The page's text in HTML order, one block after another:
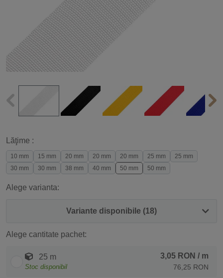
Lăţime :
10 mm 15 mm 20 mm 20 mm 20 mm 25 mm
25 mm
30 mm
30 mm 38 mm 40 mm 50 mm 50 mm
Alege varianta:
Variante disponibile (18)
Alege cantitate pachet:
25 m
Stoc disponibil
3,05 RON / m
76,25 RON